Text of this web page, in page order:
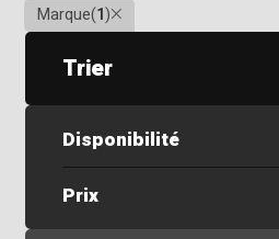
Marque(1)Clair
Trier
Disponibilité
Prix